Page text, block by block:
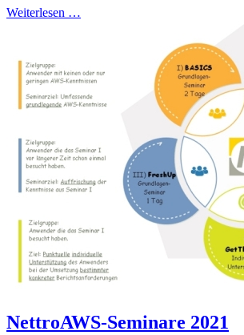
Weiterlesen …
NettroAWS-Seminare 2021